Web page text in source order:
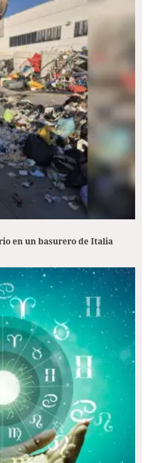
en un basurero de Italia